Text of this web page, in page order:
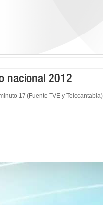
nacional 2012
17 (Fuente TVE y Telecantabia)